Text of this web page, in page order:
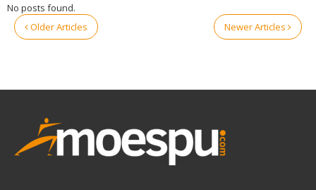
No posts found.
Older Articles
Newer Articles